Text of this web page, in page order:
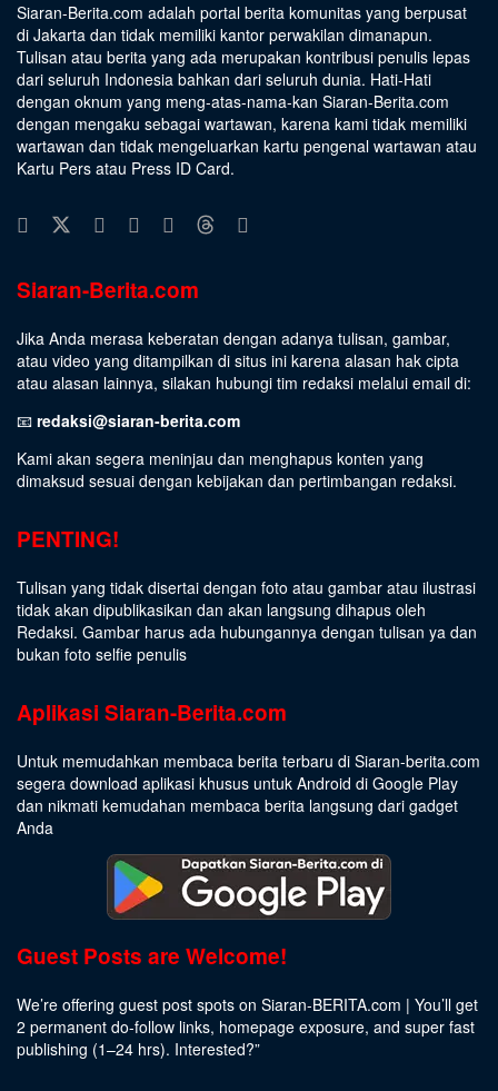
Siaran-Berita.com adalah portal berita komunitas yang berpusat
di Jakarta dan tidak memiliki kantor perwakilan dimanapun.
Tulisan atau berita yang ada merupakan kontribusi penulis lepas
dari seluruh Indonesia bahkan dari seluruh dunia. Hati-Hati
dengan oknum yang meng-atas-nama-kan Siaran-Berita.com
dengan mengaku sebagai wartawan, karena kami tidak memiliki
wartawan dan tidak mengeluarkan kartu pengenal wartawan atau
Kartu Pers atau Press ID Card.
Siaran-Berita.com
Jika Anda merasa keberatan dengan adanya tulisan, gambar,
atau video yang ditampilkan di situs ini karena alasan hak cipta
atau alasan lainnya, silakan hubungi tim redaksi melalui email di:
📧 redaksi@siaran-berita.com
Kami akan segera meninjau dan menghapus konten yang
dimaksud sesuai dengan kebijakan dan pertimbangan redaksi.
PENTING!
Tulisan yang tidak disertai dengan foto atau gambar atau ilustrasi
tidak akan dipublikasikan dan akan langsung dihapus oleh
Redaksi. Gambar harus ada hubungannya dengan tulisan ya dan
bukan foto selfie penulis
Aplikasi Siaran-Berita.com
Untuk memudahkan membaca berita terbaru di Siaran-berita.com
segera download aplikasi khusus untuk Android di Google Play
dan nikmati kemudahan membaca berita langsung dari gadget
Anda
Guest Posts are Welcome!
We’re offering guest post spots on Siaran-BERITA.com | You’ll get
2 permanent do-follow links, homepage exposure, and super fast
publishing (1–24 hrs). Interested?”